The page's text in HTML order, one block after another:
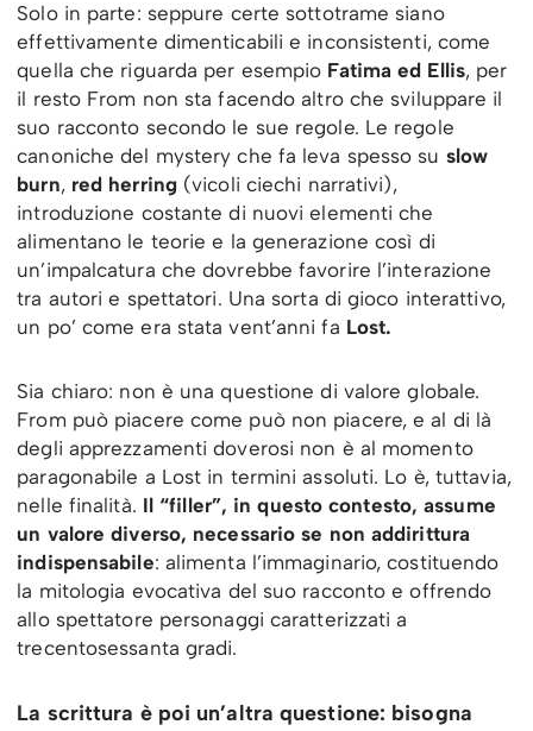
Solo in parte: seppure certe sottotrame siano
effettivamente dimenticabili e inconsistenti, come
quella che riguarda per esempio Fatima ed Ellis, per
il resto From non sta facendo altro che sviluppare il
suo racconto secondo le sue regole. Le regole
canoniche del mystery che fa leva spesso su slow
burn, red herring(vicoli ciechi narrativi),
introduzione costante di nuovi elementi che
alimentano le teorie e la generazione così di
un’impalcatura che dovrebbe favorire l’interazione
tra autori e spettatori. Una sorta di gioco interattivo,
un po’ come era stata vent’anni fa Lost.
Sia chiaro: non è una questione di valore globale.
From può piacere come può non piacere, e al di là
degli apprezzamenti doverosi non è al momento
paragonabile a Lost in termini assoluti. Lo è, tuttavia,
nelle finalità. Il “filler”, in questo contesto, assume
un valore diverso, necessario se non addirittura
indispensabile: alimenta l’immaginario, costituendo
la mitologia evocativa del suo racconto e offrendo
allo spettatore personaggi caratterizzati a
trecentosessanta gradi.
La scrittura è poi un’altra questione: bisogna